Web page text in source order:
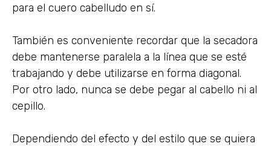
para el cuero cabelludo en sí.
También es conveniente recordar que la secadora
debe mantenerse paralela a la línea que se esté
trabajando y debe utilizarse en forma diagonal.
Por otro lado, nunca se debe pegar al cabello ni al
cepillo.
Dependiendo del efecto y del estilo que se quiera